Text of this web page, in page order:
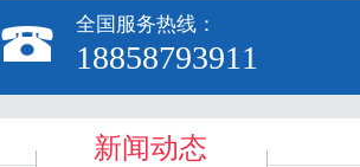
 全国服务热线：
18858793911
新闻动态